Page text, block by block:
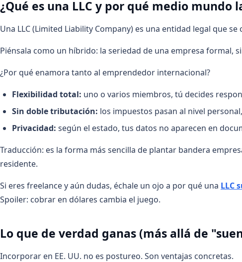
¿Qué es una LLC y por qué medio mundo
Una LLC (Limited Liability Company) es una entidad legal que se
Piénsala como un híbrido: la seriedad de una empresa formal,
¿Por qué enamora tanto al emprendedor internacional?
Flexibilidad total: uno o varios miembros, tú decides
Sin doble tributación: los impuestos pasan al nivel
Privacidad: según el estado, tus datos no aparecen en
Traducción: es la forma más sencilla de plantar bandera
residente.
Si eres freelance y aún dudas, échale un ojo a por qué una LLC
Spoiler: cobrar en dólares cambia el juego.
Lo que de verdad ganas (más allá de
Incorporar en EE. UU. no es postureo. Son ventajas concretas.